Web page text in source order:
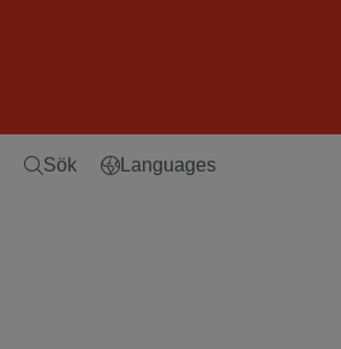
Sök Languages